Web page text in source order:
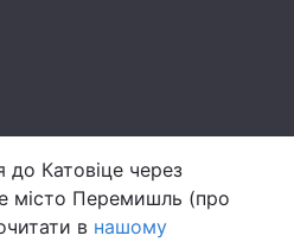
Катовіце через
місто Перемишль (про
в нашому